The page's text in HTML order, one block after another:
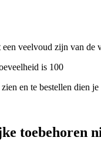
een veelvoud zijn van de
is 100
en te bestellen dien
toebehoren